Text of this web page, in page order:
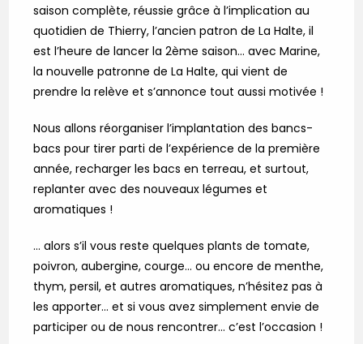
saison complète, réussie grâce à l’implication au
quotidien de Thierry, l’ancien patron de La Halte, il
est l’heure de lancer la 2ème saison… avec Marine,
la nouvelle patronne de La Halte, qui vient de
prendre la relève et s’annonce tout aussi motivée !
Nous allons réorganiser l’implantation des bancs-
bacs pour tirer parti de l’expérience de la première
année, recharger les bacs en terreau, et surtout,
replanter avec des nouveaux légumes et
aromatiques !
… alors s’il vous reste quelques plants de tomate,
poivron, aubergine, courge… ou encore de menthe,
thym, persil, et autres aromatiques, n’hésitez pas à
les apporter… et si vous avez simplement envie de
participer ou de nous rencontrer… c’est l’occasion !